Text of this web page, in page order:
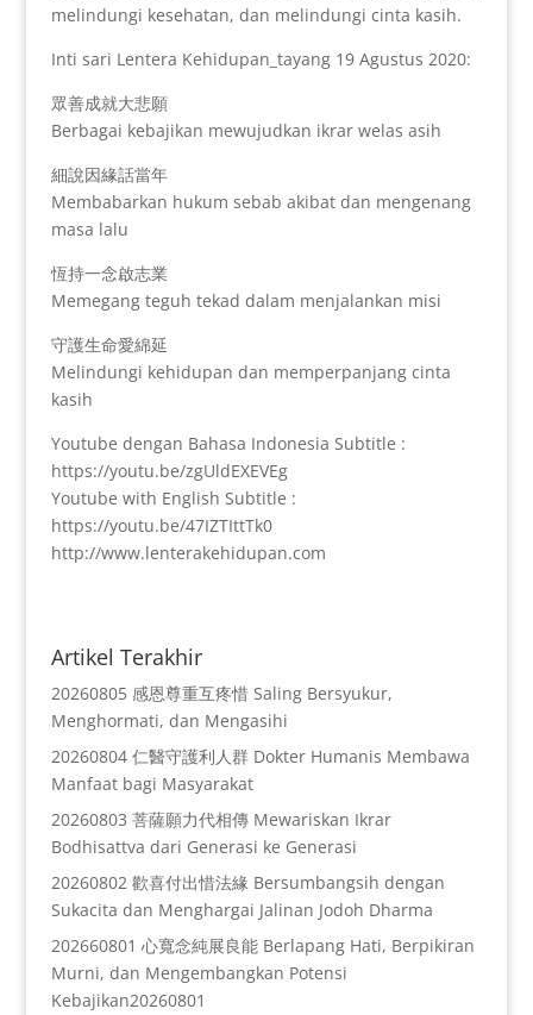
melindungi kesehatan, dan melindungi cinta kasih.
Inti sari Lentera Kehidupan_tayang 19 Agustus 2020:
眾善成就大悲願
Berbagai kebajikan mewujudkan ikrar welas asih
細說因緣話當年
Membabarkan hukum sebab akibat dan mengenang
masa lalu
恆持一念啟志業
Memegang teguh tekad dalam menjalankan misi
守護生命愛綿延
Melindungi kehidupan dan memperpanjang cinta
kasih
Youtube dengan Bahasa Indonesia Subtitle :
https://youtu.be/zgUldEXEVEg
Youtube with English Subtitle :
https://youtu.be/47IZTIttTk0
http://www.lenterakehidupan.com
Artikel Terakhir
20260805 感恩尊重互疼惜 Saling Bersyukur,
Menghormati, dan Mengasihi
20260804 仁醫守護利人群 Dokter Humanis Membawa
Manfaat bagi Masyarakat
20260803 菩薩願力代相傳 Mewariskan Ikrar
Bodhisattva dari Generasi ke Generasi
20260802 歡喜付出惜法緣 Bersumbangsih dengan
Sukacita dan Menghargai Jalinan Jodoh Dharma
202660801 心寬念純展良能 Berlapang Hati, Berpikiran
Murni, dan Mengembangkan Potensi
Kebajikan20260801